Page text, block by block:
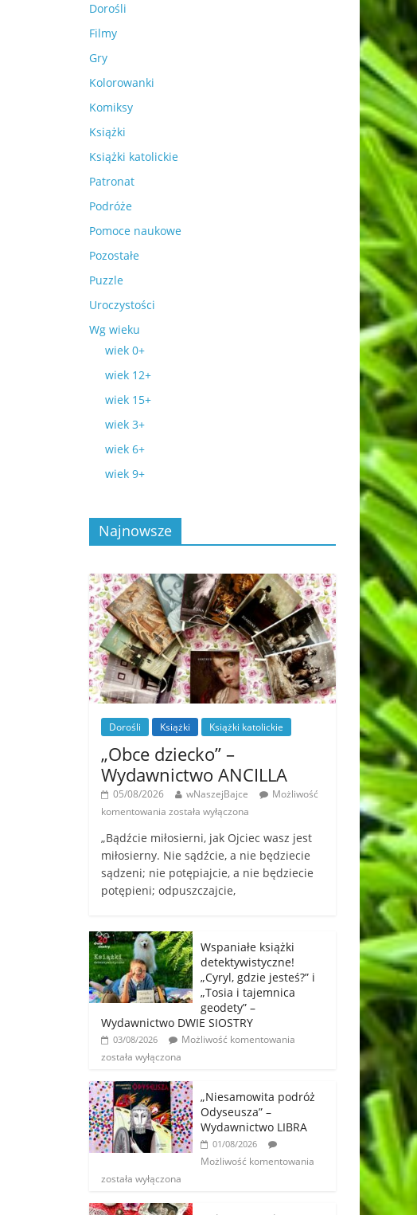
Dorośli
Filmy
Gry
Kolorowanki
Komiksy
Książki
Książki katolickie
Patronat
Podróże
Pomoce naukowe
Pozostałe
Puzzle
Uroczystości
Wg wieku
wiek 0+
wiek 12+
wiek 15+
wiek 3+
wiek 6+
wiek 9+
Najnowsze
Dorośli Książki Książki katolickie
„Obce dziecko” –
Wydawnictwo ANCILLA
05/08/2026 wNaszejBajce
Możliwość
komentowania została wyłączona
„Bądźcie miłosierni, jak Ojciec wasz jest
miłosierny. Nie sądźcie, a nie będziecie
sądzeni; nie potępiajcie, a nie będziecie
potępieni; odpuszczajcie,
Wspaniałe książki
detektywistyczne!
„Cyryl, gdzie jesteś?” i
„Tosia i tajemnica
geodety” –
Wydawnictwo DWIE SIOSTRY
03/08/2026
Możliwość komentowania
została wyłączona
„Niesamowita podróż
Odyseusza” –
Wydawnictwo LIBRA
01/08/2026
Możliwość komentowania
została wyłączona